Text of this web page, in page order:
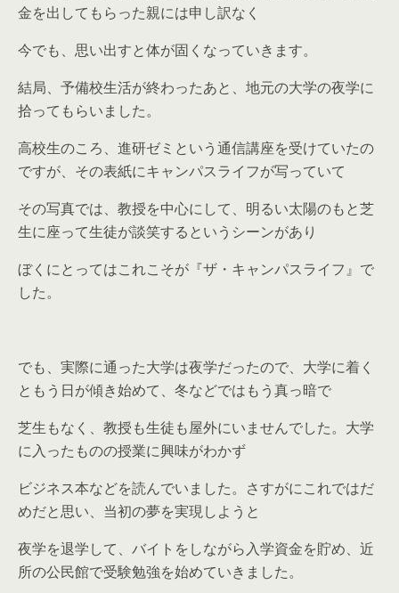
金を出してもらった親には申し訳なく
今でも、思い出すと体が固くなっていきます。
結局、予備校生活が終わったあと、地元の大学の夜学に
拾ってもらいました。
高校生のころ、進研ゼミという通信講座を受けていたの
ですが、その表紙にキャンパスライフが写っていて
その写真では、教授を中心にして、明るい太陽のもと芝
生に座って生徒が談笑するというシーンがあり
ぼくにとってはこれこそが『ザ・キャンパスライフ』で
した。
でも、実際に通った大学は夜学だったので、大学に着く
ともう日が傾き始めて、冬などではもう真っ暗で
芝生もなく、教授も生徒も屋外にいませんでした。大学
に入ったものの授業に興味がわかず
ビジネス本などを読んでいました。さすがにこれではだ
めだと思い、当初の夢を実現しようと
夜学を退学して、バイトをしながら入学資金を貯め、近
所の公民館で受験勉強を始めていきました。